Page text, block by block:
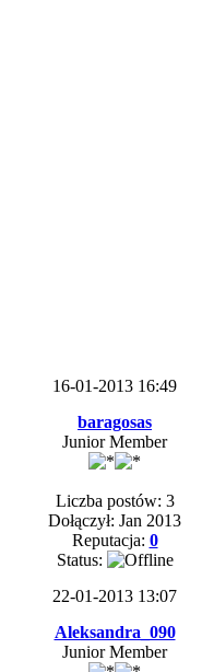
16-01-2013 16:49
baragosas
Junior Member
Liczba postów: 3
Dołączył: Jan 2013
Reputacja: 0
Status:
22-01-2013 13:07
Aleksandra_090
Junior Member